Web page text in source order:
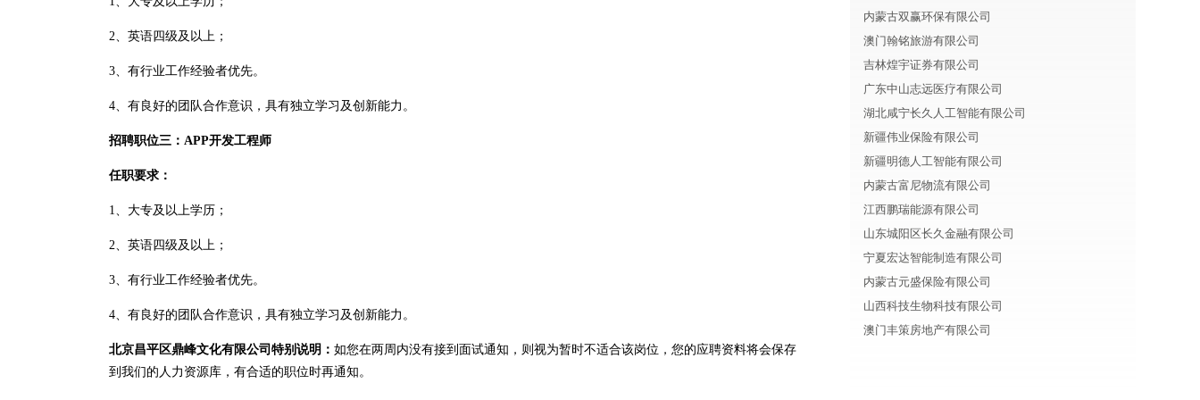
2、英语四级及以上；
3、有行业工作经验者优先。
4、有良好的团队合作意识，具有独立学习及创新能力。
招聘职位三：APP开发工程师
任职要求：
1、大专及以上学历；
2、英语四级及以上；
3、有行业工作经验者优先。
4、有良好的团队合作意识，具有独立学习及创新能力。
北京昌平区鼎峰文化有限公司特别说明： 如您在两周内没有接到面试通知，则视为暂时不适合该岗位，您的应聘资料将会保存
到我们的人力资源库，有合适的职位时再通知。
内蒙古双赢环保有限公司
澳门翰铭旅游有限公司
吉林煌宇证券有限公司
广东中山志远医疗有限公司
湖北咸宁长久人工智能有限公司
新疆伟业保险有限公司
新疆明德人工智能有限公司
内蒙古富尼物流有限公司
江西鹏瑞能源有限公司
山东城阳区长久金融有限公司
宁夏宏达智能制造有限公司
内蒙古元盛保险有限公司
山西科技生物科技有限公司
澳门丰策房地产有限公司